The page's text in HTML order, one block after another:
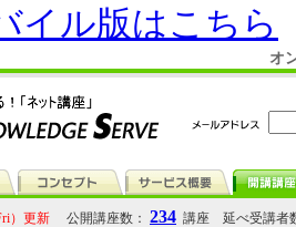
イル版はこちら
オ
）更新 公開講座数： 234 講座 延べ受講者